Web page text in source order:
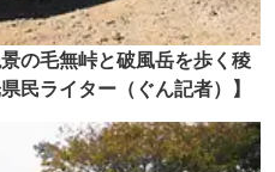
の毛無峠と破風岳を歩く稜
ライター（ぐん記者）】